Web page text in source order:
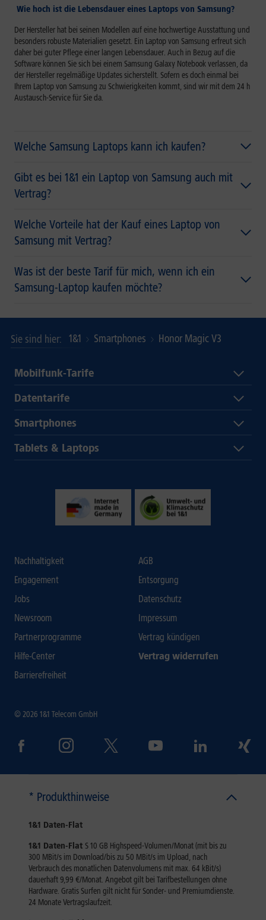
Wie hoch ist die Lebensdauer eines Laptops von Samsung?
Der Hersteller hat bei seinen Modellen auf eine hochwertige Ausstattung und
besonders robuste Materialien gesetzt. Ein Laptop von Samsung erfreut sich
daher bei guter Pflege einer langen Lebensdauer. Auch in Bezug auf die
Software können Sie sich bei einem Samsung Galaxy Notebook verlassen, da
der Hersteller regelmäßige Updates sicherstellt. Sofern es doch einmal bei
Ihrem Laptop von Samsung zu Schwierigkeiten kommt, sind wir mit dem 24 h
Austausch-Service für Sie da.
Welche Samsung Laptops kann ich kaufen?
Gibt es bei 1&1 ein Laptop von Samsung auch mit
Vertrag?
Welche Vorteile hat der Kauf eines Laptop von
Samsung mit Vertrag?
Was ist der beste Tarif für mich, wenn ich ein
Samsung-Laptop kaufen möchte?
Sie sind hier 1&1 Smartphones Honor Magic V3
Mobilfunk-Tarife
Datentarife
Smartphones
Tablets & Laptops
Nachhaltigkeit
Engagement
Jobs
Newsroom
Partnerprogramme
Hilfe-Center
Barrierefreiheit
AGB
Entsorgung
Datenschutz
Impressum
Vertrag kündigen
Vertrag widerrufen
© 2026 1&1 Telecom GmbH